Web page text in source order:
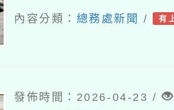
內容分類： 總務處新聞 / 有
發佈時間：2026-04-23 /